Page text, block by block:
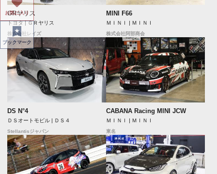
GRヤリス
トヨタ | ＧＲヤリス
株式会社レイズ
MINI F66
ＭＩＮＩ | ＭＩＮＩ
株式会社阿部商会
DS N°4
ＤＳオートモビル | ＤＳ４
Stellantisジャパン
CABANA Racing MINI JCW
ＭＩＮＩ | ＭＩＮＩ
東名
お気に入り
ブックマーク